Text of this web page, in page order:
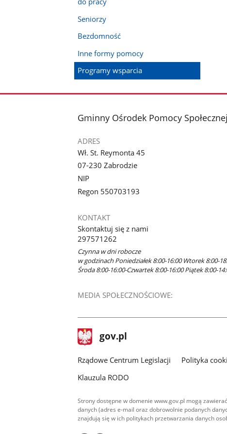
Seniorzy
Bezdomność
Inne formy pomocy
Programy wsparcia
stopka
Gminny Ośrodek Pomocy
ADRES
Wł. St. Reymonta 45
07-230 Zabrodzie
NIP
Regon 550703193
KONTAKT
Skontaktuj się z nami
297571262
Czynna w dni robocze
w godzinach Poniedziałek 8:00-16:00 Wtorek 8:00-
Środa 8:00-16:00-Czwartek 8:00-16:00 Piątek 8:00-
MEDIA SPOŁECZNOŚCIOWE:
stopka
gov.pl Strona
gov.pl
Rządowe Centrum Legislacji Polityka
Klauzula RODO
Strony dostępne w domenie www.gov.pl mogą
danych (adres e-mail oraz dobrowolnie podanych
znajdują się w ich politykach przetwarzania danych